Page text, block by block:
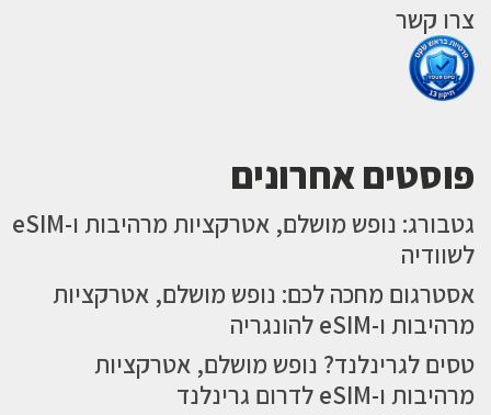
צרו קשר
פוסטים אחרונים
גטבורג: נופש מושלם, אטרקציות מרהיבות ו-eSIM
לשוודיה
אסטרגום מחכה לכם: נופש מושלם, אטרקציות
מרהיבות ו-eSIM להונגריה
טסים לגרינלנד? נופש מושלם, אטרקציות
מרהיבות ו-eSIM לדרום גרינלנד